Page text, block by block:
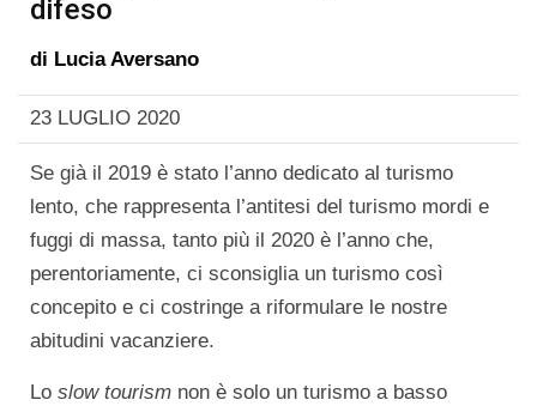
difeso
di Lucia Aversano
23 LUGLIO 2020
Se già il 2019 è stato l’anno dedicato al turismo
lento, che rappresenta l’antitesi del turismo mordi e
fuggi di massa, tanto più il 2020 è l’anno che,
perentoriamente, ci sconsiglia un turismo così
concepito e ci costringe a riformulare le nostre
abitudini vacanziere.
Lo slow tourism non è solo un turismo a basso